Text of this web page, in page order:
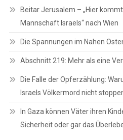
Beitar Jerusalem – „Hier
Mannschaft Israels“ nach Wien
Die Spannungen im Nahen
Abschnitt 219: Mehr als eine
Die Falle der Opferzählung:
Israels Völkermord nicht
In Gaza können Väter ihren
Sicherheit oder gar das